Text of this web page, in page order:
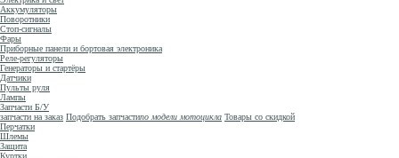
Аккумуляторы
Поворотники
Стоп-сигналы
Фары
Приборные панели и бортовая электроника
Реле-регуляторы
Генераторы и стартёры
Датчики
Пульты руля
Лампы
Запчасти Б/У
запчасти на заказ Подобрать запчастипо модели мотоцикла Товары со скидкой
Перчатки
Шлемы
Защита
Куртки